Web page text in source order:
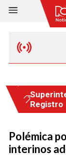
Registro
Polémica
interinos